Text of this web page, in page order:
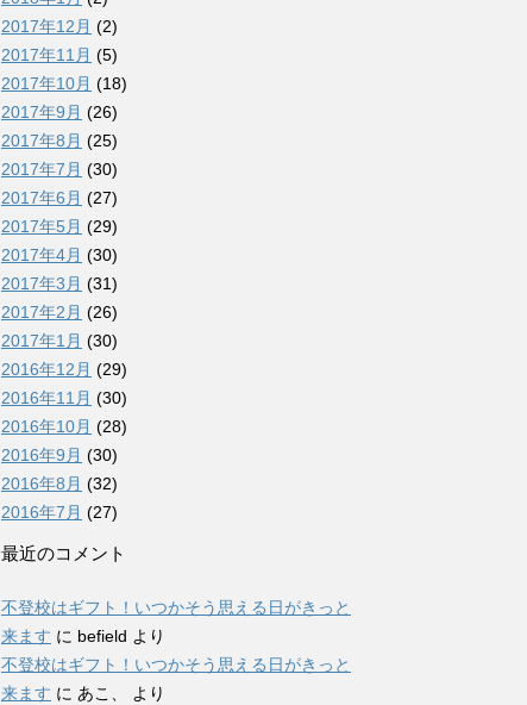
2017年12月 (2)
2017年11月 (5)
2017年10月 (18)
2017年9月 (26)
2017年8月 (25)
2017年7月 (30)
2017年6月 (27)
2017年5月 (29)
2017年4月 (30)
2017年3月 (31)
2017年2月 (26)
2017年1月 (30)
2016年12月 (29)
2016年11月 (30)
2016年10月 (28)
2016年9月 (30)
2016年8月 (32)
2016年7月 (27)
最近のコメント
不登校はギフト！いつかそう思える日がきっと
来ます に befield より
不登校はギフト！いつかそう思える日がきっと
来ます に あこ、
より